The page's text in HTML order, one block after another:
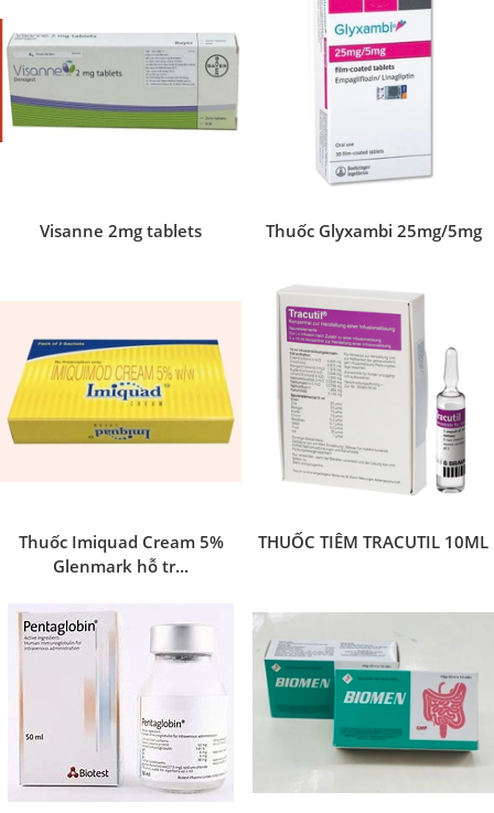
Visanne 2mg tablets Thuốc Glyxambi 25mg/5mg
Thuốc Imiquad Cream 5%
Glenmark hỗ tr...
THUỐC TIÊM TRACUTIL 10ML